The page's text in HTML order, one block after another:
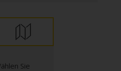
Sie